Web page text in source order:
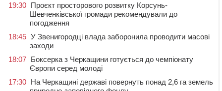
19:30 Проєкт просторового розвитку Корсунь-
Шевченківської громади рекомендували до
погодження
18:45 У Звенигородці влада заборонила проводити масові
заходи
18:07 Боксерка з Черкащини готується до чемпіонату
Європи серед молоді
17:30 На Черкащині державі повернуть понад 2,6 га земель